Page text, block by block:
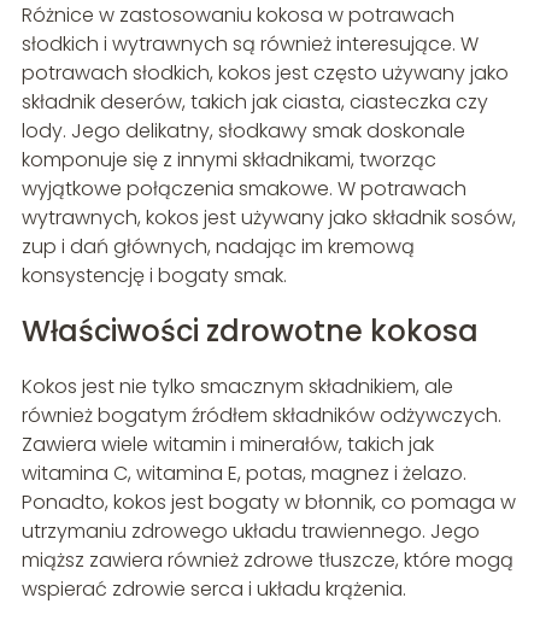
Różnice w zastosowaniu kokosa w potrawach
słodkich i wytrawnych są również interesujące. W
potrawach słodkich, kokos jest często używany jako
składnik deserów, takich jak ciasta, ciasteczka czy
lody. Jego delikatny, słodkawy smak doskonale
komponuje się z innymi składnikami, tworząc
wyjątkowe połączenia smakowe. W potrawach
wytrawnych, kokos jest używany jako składnik sosów,
zup i dań głównych, nadając im kremową
konsystencję i bogaty smak.
Właściwości zdrowotne kokosa
Kokos jest nie tylko smacznym składnikiem, ale
również bogatym źródłem składników odżywczych.
Zawiera wiele witamin i minerałów, takich jak
witamina C, witamina E, potas, magnez i żelazo.
Ponadto, kokos jest bogaty w błonnik, co pomaga w
utrzymaniu zdrowego układu trawiennego. Jego
miąższ zawiera również zdrowe tłuszcze, które mogą
wspierać zdrowie serca i układu krążenia.